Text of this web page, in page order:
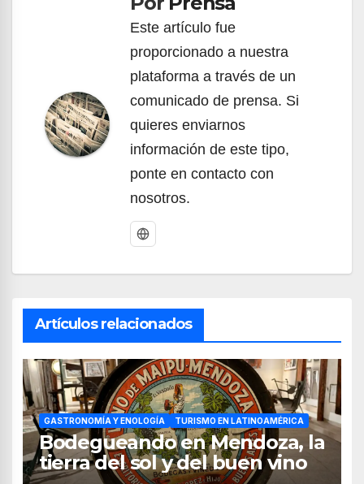
entradas
Este artículo fue
proporcionado a nuestra
plataforma a través de un
comunicado de prensa. Si
quieres enviarnos
información de este tipo,
ponte en contacto con
nosotros.
Artículos relacionados
GASTRONOMÍA Y ENOLOGÍA TURISMO EN LATINOAMÉRICA
Bodegueando en Mendoza, la
tierra del sol y del buen vino